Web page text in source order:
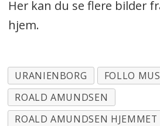
Her kan du se flere bilder
hjem.
URANIENBORG FOLLO
ROALD AMUNDSEN
ROALD AMUNDSEN HJEMMET